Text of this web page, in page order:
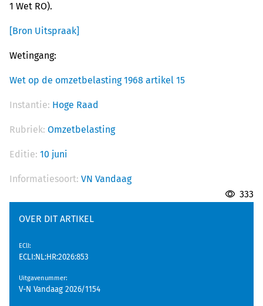
1 Wet RO).
[Bron Uitspraak]
Wetingang:
Wet op de omzetbelasting 1968 artikel 15
Instantie: Hoge Raad
Rubriek: Omzetbelasting
Editie: 10 juni
Informatiesoort: VN Vandaag
333
OVER DIT ARTIKEL
EClI:
ECLI:NL:HR:2026:853
Uitgavenummer:
V-N Vandaag 2026/1154